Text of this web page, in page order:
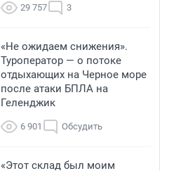
29 757 3
«Не ожидаем снижения».
Туроператор — о потоке
отдыхающих на Черное море
после атаки БПЛА на
Геленджик
6 901 Обсудить
«Этот склад был моим